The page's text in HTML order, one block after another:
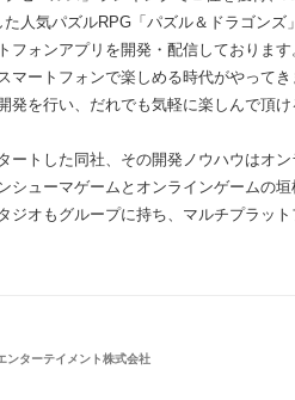
人気パズルRPG「パズル＆ドラゴン
フォンアプリを開発・配信しておりま
マートフォンで楽しめる時代がやって
発を行い、だれでも気軽に楽しんで頂
ートした同社、その開発ノウハウはオ
シューマゲームとオンラインゲームの
ジオもグループに持ち、マルチプラッ
ンターテイメント株式会社